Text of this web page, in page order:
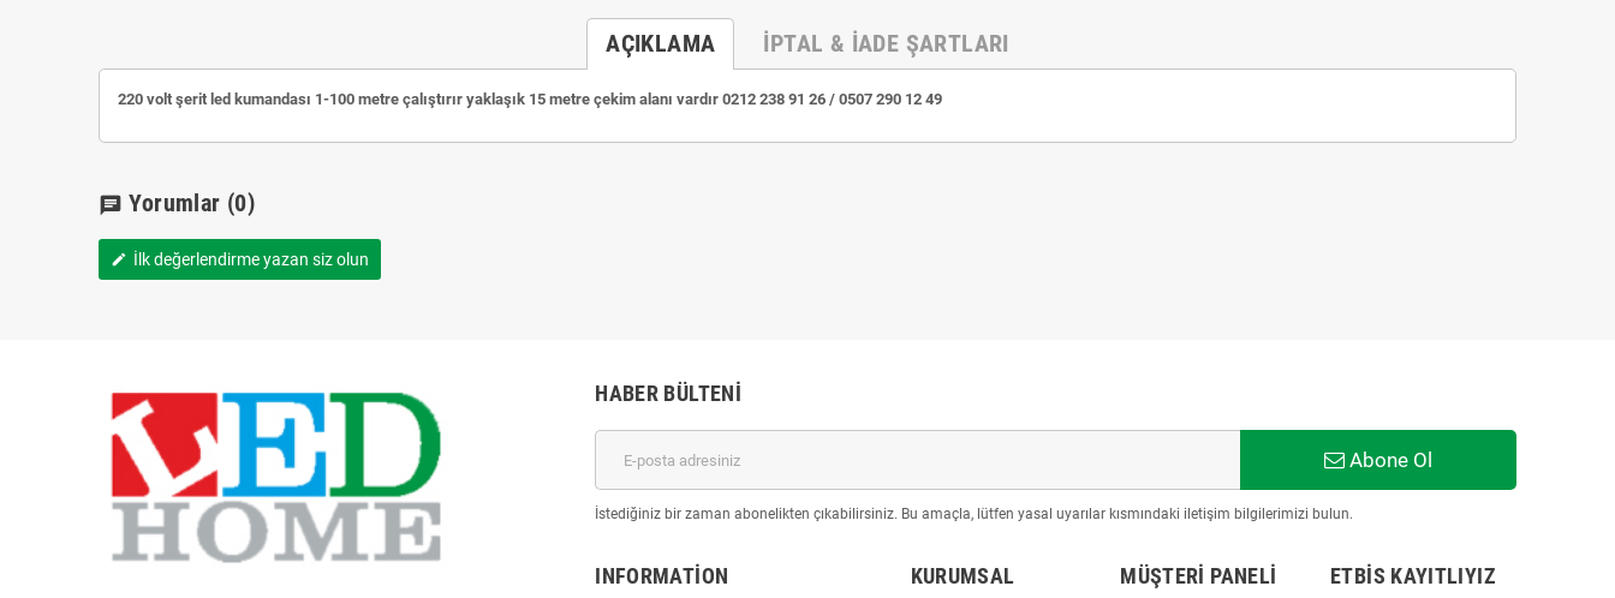
AÇIKLAMA İPTAL & İADE ŞARTLARI
220 volt şerit led kumandası 1-100 metre çalıştırır yaklaşık 15 metre çekim alanı vardır 0212 238 91 26 / 0507 290 12 49
chat Yorumlar (0)
edit İlk değerlendirme yazan siz olun
HABER BÜLTENI
Abone Ol
İstediğiniz bir zaman abonelikten çıkabilirsiniz. Bu amaçla, lütfen yasal uyarılar kısmındaki iletişim bilgilerimizi bulun.
INFORMATION KURUMSAL MÜŞTERI PANELI ETBİS KAYITLIYIZ